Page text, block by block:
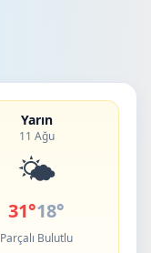
Yarın
11 Ağu
🌤️
31°18°
Parçalı Bulutlu